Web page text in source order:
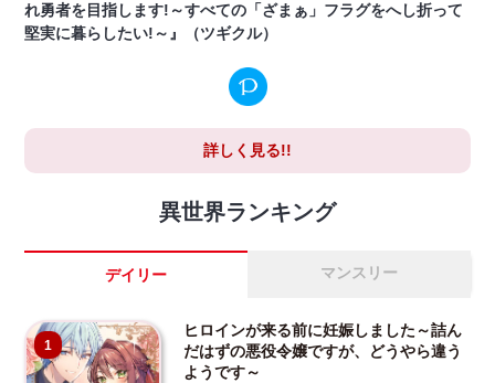
れ勇者を目指します!～すべての「ざまぁ」フラグをへし折って
堅実に暮らしたい!～』（ツギクル）
詳しく見る!!
異世界ランキング
デイリー マンスリー
1
ヒロインが来る前に妊娠しました～詰ん
だはずの悪役令嬢ですが、どうやら違う
ようです～